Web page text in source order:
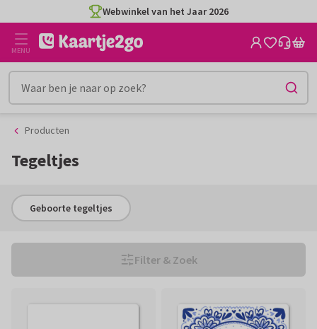
naar
inhoud
naar
het
filter
MENU
Producten
Tegeltjes
Geboorte tegeltjes
Filter & Zoek